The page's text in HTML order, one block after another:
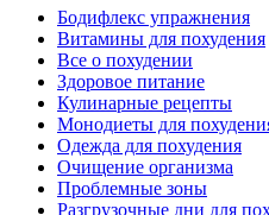
Бодифлекс упражнения
Витамины для похудения
Все о похудении
Здоровое питание
Кулинарные рецепты
Монодиеты для
Одежда для похудения
Очищение организма
Проблемные зоны
Разгрузочные дни для